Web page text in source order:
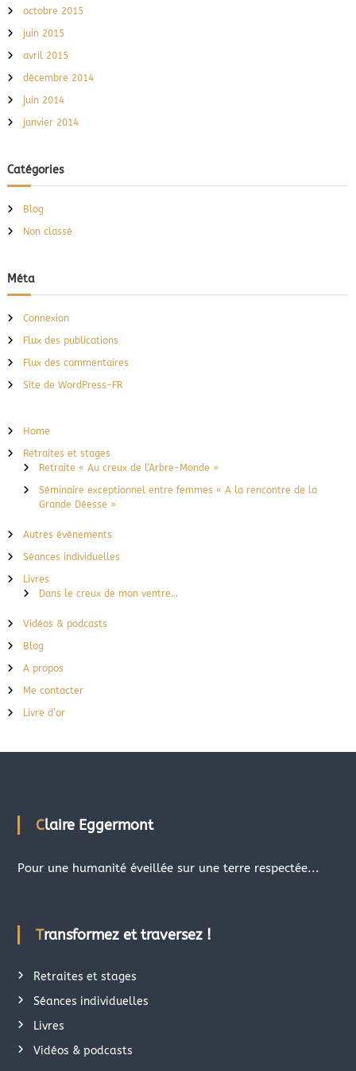
octobre 2015
juin 2015
avril 2015
décembre 2014
juin 2014
janvier 2014
Catégories
Blog
Non classé
Méta
Connexion
Flux des publications
Flux des commentaires
Site de WordPress-FR
Home
Retraites et stages
Retraite « Au creux de l’Arbre-Monde »
Séminaire exceptionnel entre femmes « A la rencontre de la
Grande Déesse »
Autres événements
Séances individuelles
Livres
Dans le creux de mon ventre…
Vidéos & podcasts
Blog
A propos
Me contacter
Livre d’or
Claire Eggermont
Pour une humanité éveillée sur une terre respectée...
Transformez et traversez !
Retraites et stages
Séances individuelles
Livres
Vidéos & podcasts